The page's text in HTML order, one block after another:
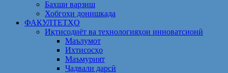
Бахши варзиш
Хобгоҳи донишкада
ФАКУЛТЕТҲО
Иқтисодиёт ва технологияҳои инноватсионӣ
Маълумот
Ихтисосҳо
Маъмурият
Ҷадвали дарсӣ